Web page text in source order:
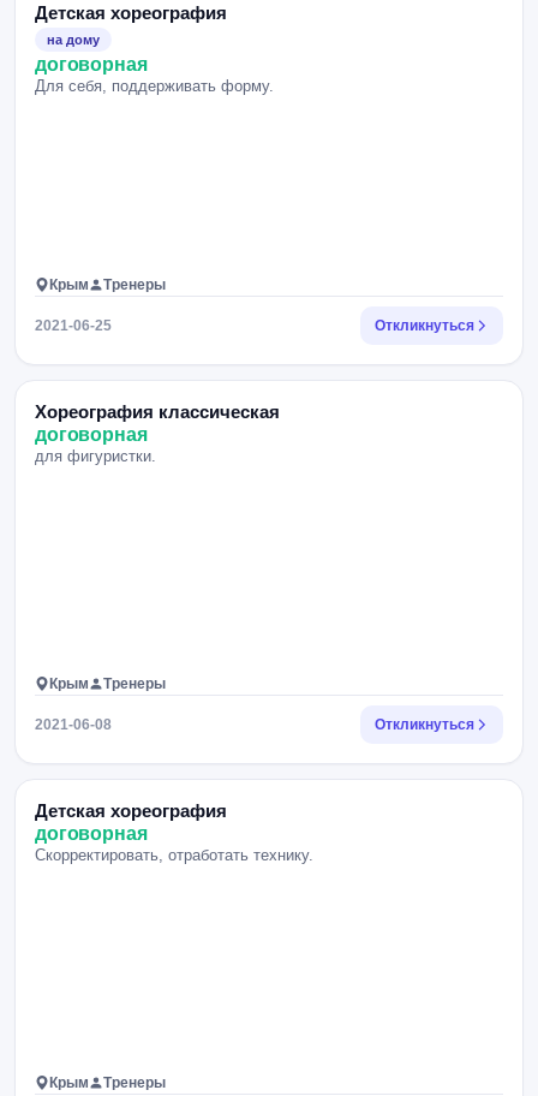
Детская хореография
на дому
договорная
Для себя, поддерживать форму.
Крым Тренеры
2021-06-25 Откликнуться
Хореография классическая
договорная
для фигуристки.
Крым Тренеры
2021-06-08 Откликнуться
Детская хореография
договорная
Скорректировать, отработать технику.
Крым Тренеры